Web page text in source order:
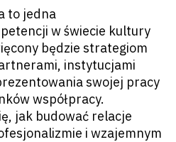
to jedna
w świecie kultury
będzie strategiom
instytucjami
swojej pracy
współpracy.
jak budować relacje
i wzajemnym